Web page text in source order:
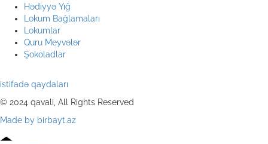
Hədiyyə Yığ
Lokum Bağlamaları
Lokumlar
Quru Meyvələr
Şokoladlar
istifadə qaydaları
© 2024 qavali, All Rights Reserved
Made by birbayt.az